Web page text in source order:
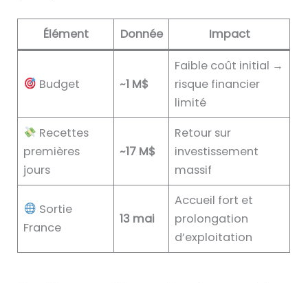
Élément Donnée Impact
Budget ~1 M$
Faible coût initial →
risque financier
limité
Recettes
premières
jours
~17 M$
Retour sur
investissement
massif
Sortie
France
13 mai
Accueil fort et
prolongation
d’exploitation